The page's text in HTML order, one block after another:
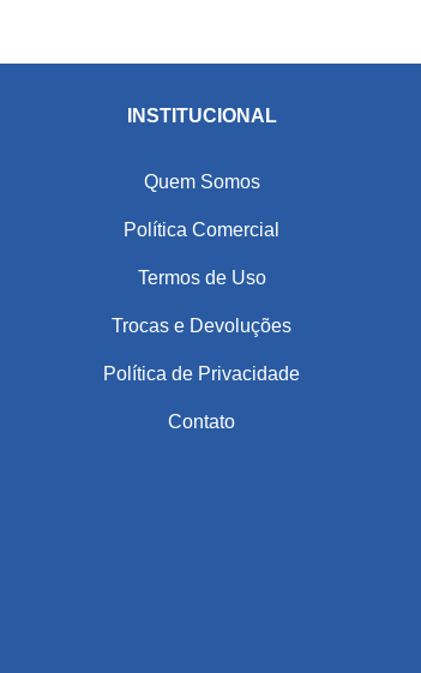
INSTITUCIONAL
Quem Somos
Política Comercial
Termos de Uso
Trocas e Devoluções
Política de Privacidade
Contato